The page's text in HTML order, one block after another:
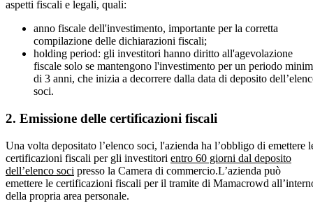
aspetti fiscali e legali, quali:
anno fiscale dell'investimento, importante per la corretta
compilazione delle dichiarazioni fiscali;
holding period: gli investitori hanno diritto all'agevolazione
fiscale solo se mantengono l'investimento per un periodo
di 3 anni, che inizia a decorrere dalla data di deposito
soci.
2. Emissione delle certificazioni fiscali
Una volta depositato l’elenco soci, l'azienda ha l’obbligo di emettere
certificazioni fiscali per gli investitori entro 60 giorni dal deposito
dell’elenco soci presso la Camera di commercio.L’azienda può
emettere le certificazioni fiscali per il tramite di Mamacrowd
della propria area personale.